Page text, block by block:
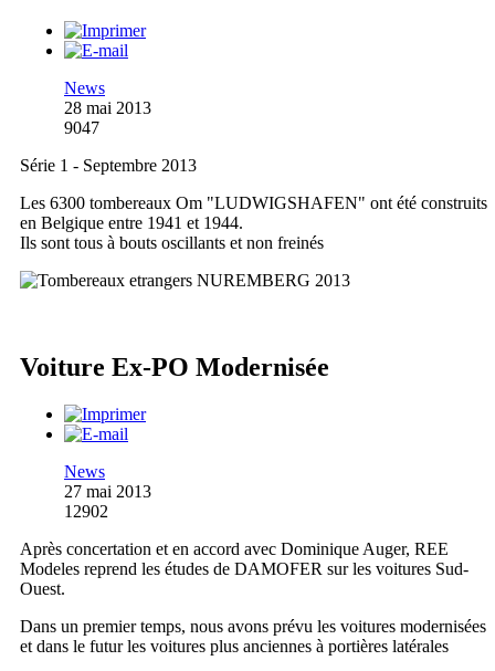
News
28 mai 2013
9047
Série 1 - Septembre 2013
Les 6300 tombereaux Om "LUDWIGSHAFEN" ont été construits
en Belgique entre 1941 et 1944.
Ils sont tous à bouts oscillants et non freinés
Voiture Ex-PO Modernisée
News
27 mai 2013
12902
Après concertation et en accord avec Dominique Auger, REE
Modeles reprend les études de DAMOFER sur les voitures Sud-
Ouest.
Dans un premier temps, nous avons prévu les voitures modernisées
et dans le futur les voitures plus anciennes à portières latérales